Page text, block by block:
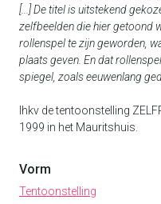
[...] De titel is uitstekend
zelfbeelden die hier getoond
rollenspel te zijn geworden,
plaats geven. En dat
spiegel, zoals eeuwenlang
Ihkv de tentoonstelling
1999 in het Mauritshuis.
Vorm
Tentoonstelling